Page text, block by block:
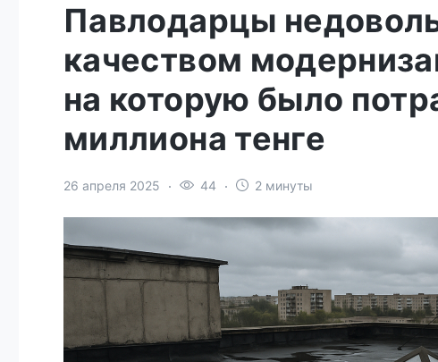
Павлодарцы
качеством
на которую было
миллиона тенге
26 апреля 2025 44 2 минуты